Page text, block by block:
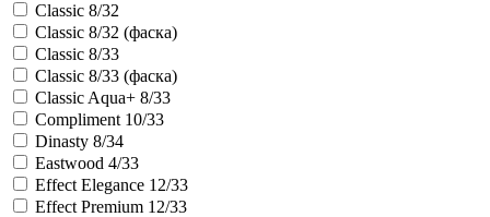
Classic 8/32
Classic 8/32 (фаска)
Classic 8/33
Classic 8/33 (фаска)
Classic Aqua+ 8/33
Compliment 10/33
Dinasty 8/34
Eastwood 4/33
Effect Elegance 12/33
Effect Premium 12/33